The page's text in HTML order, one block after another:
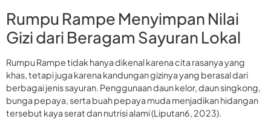
Rumpu Rampe Menyimpan Nilai
Gizi dari Beragam Sayuran Lokal
Rumpu Rampe tidak hanya dikenal karena cita rasanya yang
khas, tetapi juga karena kandungan gizinya yang berasal dari
berbagai jenis sayuran. Penggunaan daun kelor, daun singkong,
bunga pepaya, serta buah pepaya muda menjadikan hidangan
tersebut kaya serat dan nutrisi alami (Liputan6, 2023).